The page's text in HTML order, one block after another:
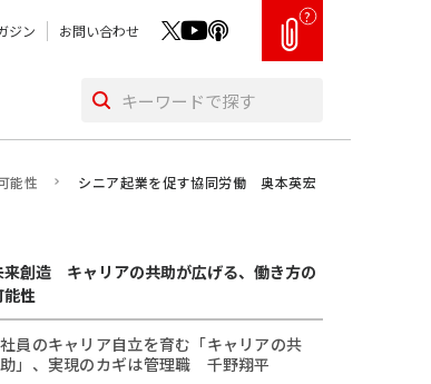
ジン お問い合わせ
?
能性 シニア起業を促す協同労働 奥本英宏
来創造 キャリアの共助が広げる、働き方の
能性
社員のキャリア自立を育む「キャリアの共
助」、実現のカギは管理職 千野翔平